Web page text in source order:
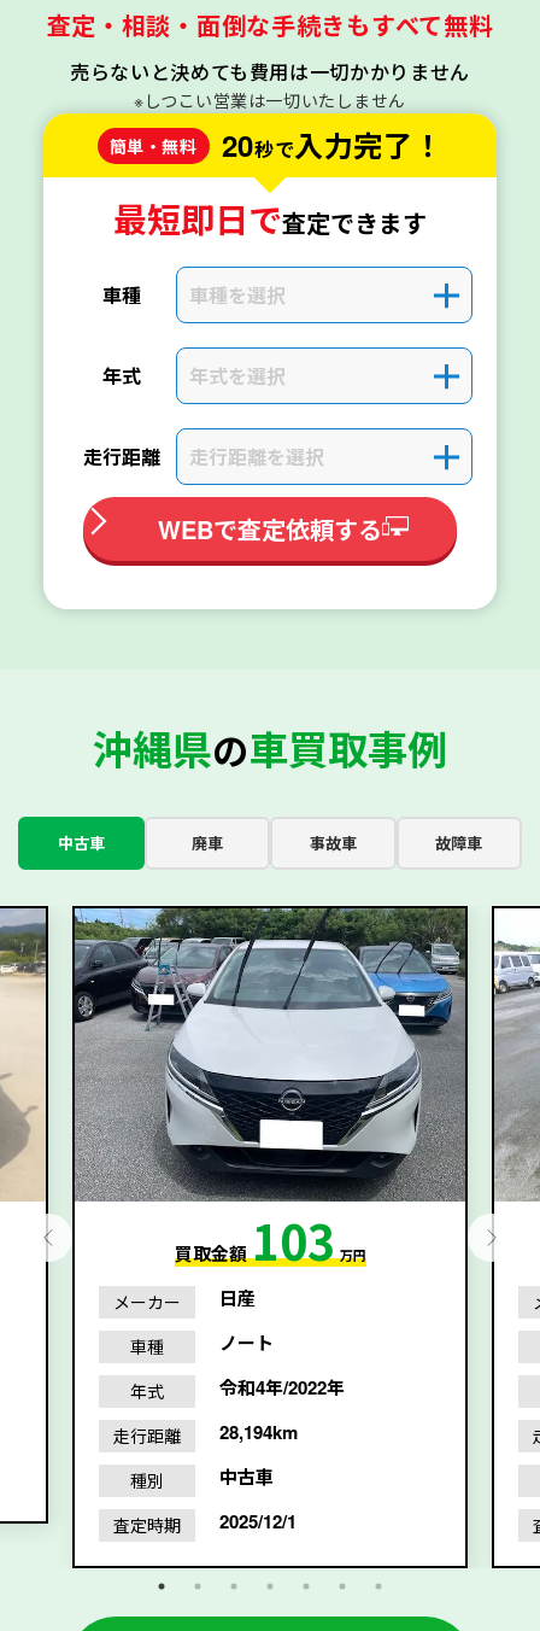
査定・相談・面倒な手続きもすべて無料
売らないと決めても費用は一切かかりません
※しつこい営業は一切いたしません
簡単・無料
20秒で入力完了！
最短即日で査定できます
車種 車種を選択 ＋
年式 年式を選択 ＋
走行距離 走行距離を選択 ＋
WEBで査定依頼する
沖縄県の車買取事例
中古車 廃車 事故車 故障車
買取金額103 万円
メーカー 日産
車種 ノート
年式 令和4年/2022年
走行距離 28,194km
種別 中古車
査定時期 2025/12/1